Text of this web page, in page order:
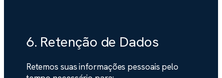
6. Retenção de Dados
Retemos suas informações pessoais pelo